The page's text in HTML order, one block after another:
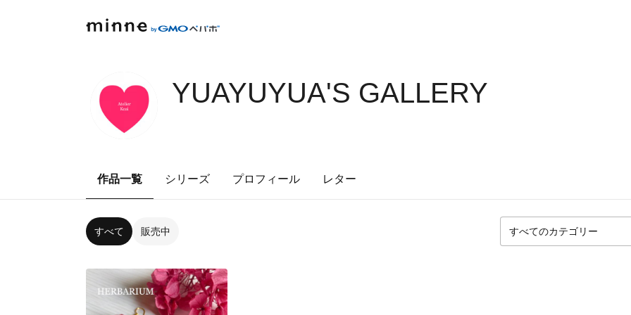
YUAYUYUA'S GALLERY
作品一覧 シリーズ プロフィール レター
すべて 販売中